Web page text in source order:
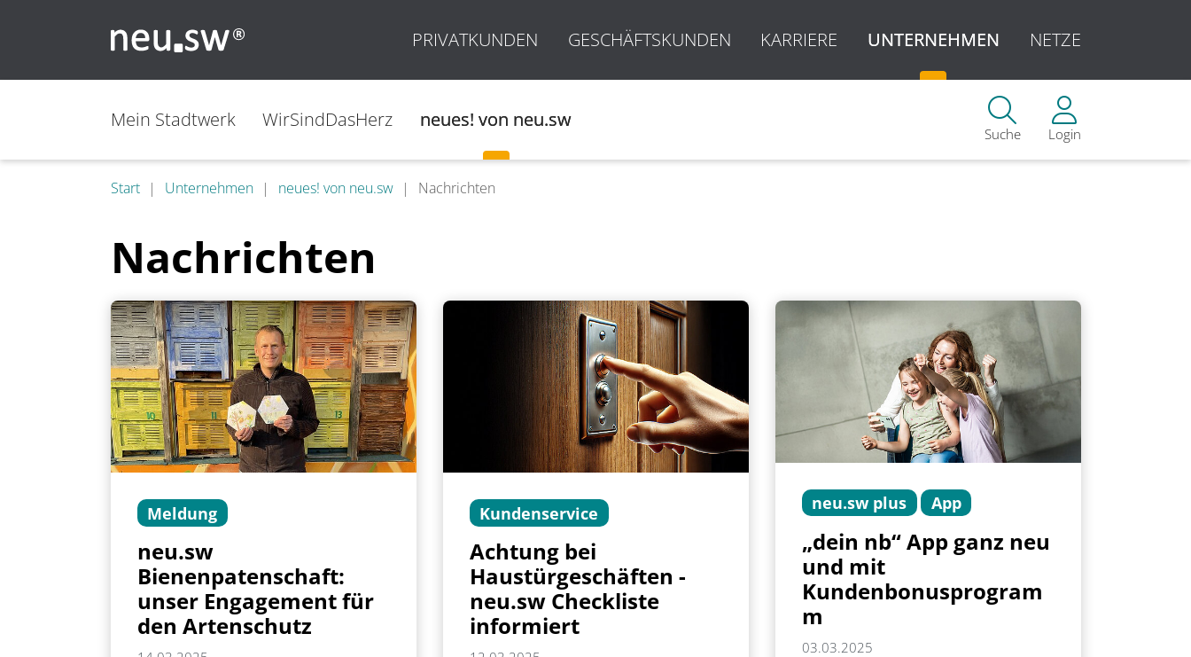
PRIVATKUNDEN GESCHÄFTSKUNDEN KARRIERE UNTERNEHMEN NETZE
Mein Stadtwerk WirSindDasHerz neues! von neu.sw
Suche Login
Start Unternehmen neues! von neu.sw Nachrichten
Nachrichten
Meldung
neu.sw
Bienenpatenschaft:
unser Engagement für
den Artenschutz
Kundenservice
Achtung bei
Haustürgeschäften -
neu.sw Checkliste
informiert
neu.sw plus App
„dein nb“ App ganz neu
und mit
Kundenbonusprogram
m
03.03.2025